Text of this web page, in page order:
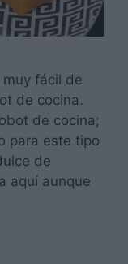
fácil de
de cocina.
de cocina;
para este tipo
de
aquí aunque